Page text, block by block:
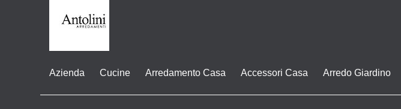
Azienda Cucine Arredamento Casa Accessori Casa Arredo Giardino